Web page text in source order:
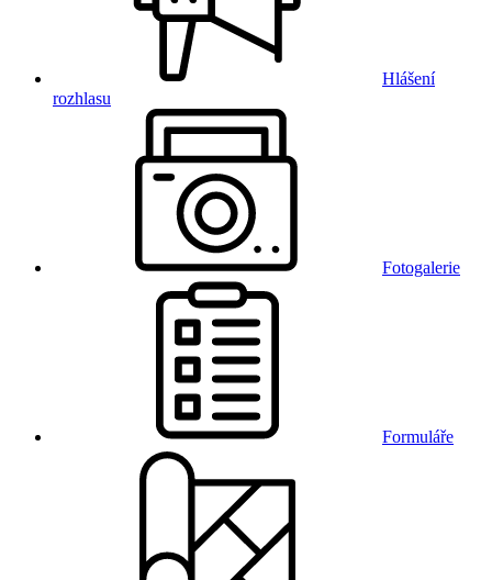
Hlášení
rozhlasu
Fotogalerie
Formuláře